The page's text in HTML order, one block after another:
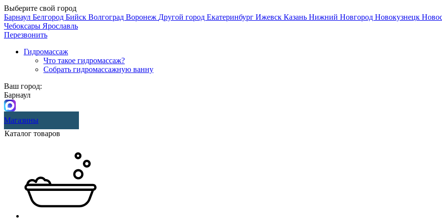
Выберите свой город
Барнаул Белгород Бийск Волгоград Воронеж Другой город Екатеринбург Ижевск Казань Нижний Новгород Новокузнецк
Чебоксары Ярославль
Перезвонить
Гидромассаж
Что такое гидромассаж?
Собрать гидромассажную ванну
Ваш город:
Барнаул
Магазины
Каталог товаров